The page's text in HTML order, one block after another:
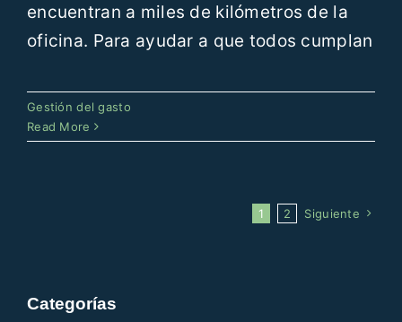
encuentran a miles de kilómetros de la
oficina. Para ayudar a que todos cumplan
Gestión del gasto
Read More
1 2 Siguiente
Categorías